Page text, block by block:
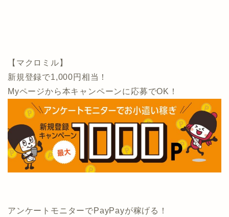
【マクロミル】
新規登録で1,000円相当！
Myページから本キャンペーンに応募でOK！
アンケートモニターでPayPayが稼げる！